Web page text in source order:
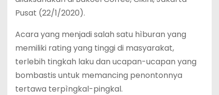
Pusat (22/1/2020).
Acara yang menjadi salah satu hìburan yang
memiliki rating yang tinggi di masyarakat,
terlebih tingkah laku dan ucapan-ucapan yang
bombastis untuk memancing penontonnya
tertawa terpìngkal-pingkal.